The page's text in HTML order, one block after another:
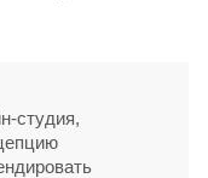
студия,